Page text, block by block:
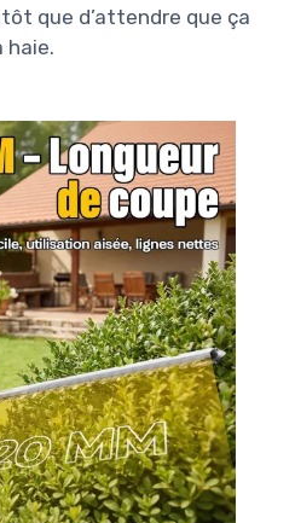
que d’attendre que ça
haie.